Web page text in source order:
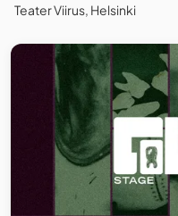
Teater Viirus, Helsinki